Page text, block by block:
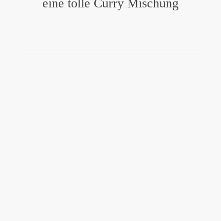
eine tolle Curry Mischung